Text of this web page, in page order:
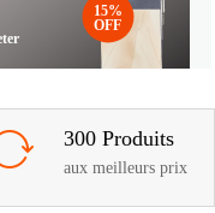
15%
OFF
300 Produits
aux meilleurs prix